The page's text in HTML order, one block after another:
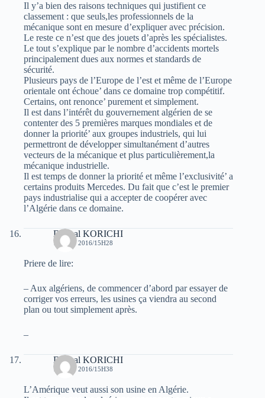
Il y’a bien des raisons techniques qui justifient ce
classement : que seuls,les professionnels de la
mécanique sont en mesure d’expliquer avec précision.
Le reste ce n’est que des jouets d’après les spécialistes.
Le tout s’explique par le nombre d’accidents mortels
principalement dues aux normes et standards de
sécurité.
Plusieurs pays de l’Europe de l’est et même de l’Europe
orientale ont échoue’ dans ce domaine trop compétitif.
Certains, ont renonce’ purement et simplement.
Il est dans l’intérêt du gouvernement algérien de se
contenter des 5 premières marques mondiales et de
donner la priorité’ aux groupes industriels, qui lui
permettront de développer simultanément d’autres
vecteurs de la mécanique et plus particulièrement,la
mécanique industrielle.
Il est temps de donner la priorité et même l’exclusivité’ a
certains produits Mercedes. Du fait que c’est le premier
pays industrialise qui a accepter de coopérer avec
l’Algérie dans ce domaine.
Djamal KORICHI
15 JUIN 2016/15H28
Priere de lire:
– Aux algériens, de commencer d’abord par essayer de
corriger vos erreurs, les usines ça viendra au second
plan ou tout simplement après.
–
Djamal KORICHI
15 JUIN 2016/15H38
L’Amérique veut aussi son usine en Algérie.